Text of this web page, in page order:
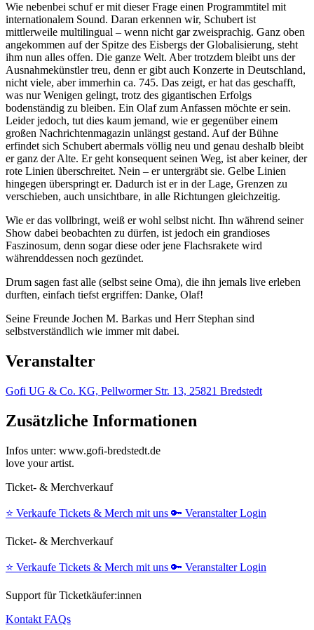
Wie nebenbei schuf er mit dieser Frage einen Programmtitel mit
internationalem Sound. Daran erkennen wir, Schubert ist
mittlerweile multilingual – wenn nicht gar zweisprachig. Ganz oben
angekommen auf der Spitze des Eisbergs der Globalisierung, steht
ihm nun alles offen. Die ganze Welt. Aber trotzdem bleibt uns der
Ausnahmekünstler treu, denn er gibt auch Konzerte in Deutschland,
nicht viele, aber immerhin ca. 745. Das zeigt, er hat das geschafft,
was nur Wenigen gelingt, trotz des gigantischen Erfolgs
bodenständig zu bleiben. Ein Olaf zum Anfassen möchte er sein.
Leider jedoch, tut dies kaum jemand, wie er gegenüber einem
großen Nachrichtenmagazin unlängst gestand. Auf der Bühne
erfindet sich Schubert abermals völlig neu und genau deshalb bleibt
er ganz der Alte. Er geht konsequent seinen Weg, ist aber keiner, der
rote Linien überschreitet. Nein – er untergräbt sie. Gelbe Linien
hingegen überspringt er. Dadurch ist er in der Lage, Grenzen zu
verschieben, auch unsichtbare, in alle Richtungen gleichzeitig.
Wie er das vollbringt, weiß er wohl selbst nicht. Ihn während seiner
Show dabei beobachten zu dürfen, ist jedoch ein grandioses
Faszinosum, denn sogar diese oder jene Flachsrakete wird
währenddessen noch gezündet.
Drum sagen fast alle (selbst seine Oma), die ihn jemals live erleben
durften, einfach tiefst ergriffen: Danke, Olaf!
Seine Freunde Jochen M. Barkas und Herr Stephan sind
selbstverständlich wie immer mit dabei.
Veranstalter
Gofi UG & Co. KG, Pellwormer Str. 13, 25821 Bredstedt
Zusätzliche Informationen
Infos unter: www.gofi-bredstedt.de
love your artist.
Ticket- & Merchverkauf
⭐️ Verkaufe Tickets & Merch mit uns 🔑 Veranstalter Login
Ticket- & Merchverkauf
⭐️ Verkaufe Tickets & Merch mit uns 🔑 Veranstalter Login
Support für Ticketkäufer:innen
Kontakt FAQs